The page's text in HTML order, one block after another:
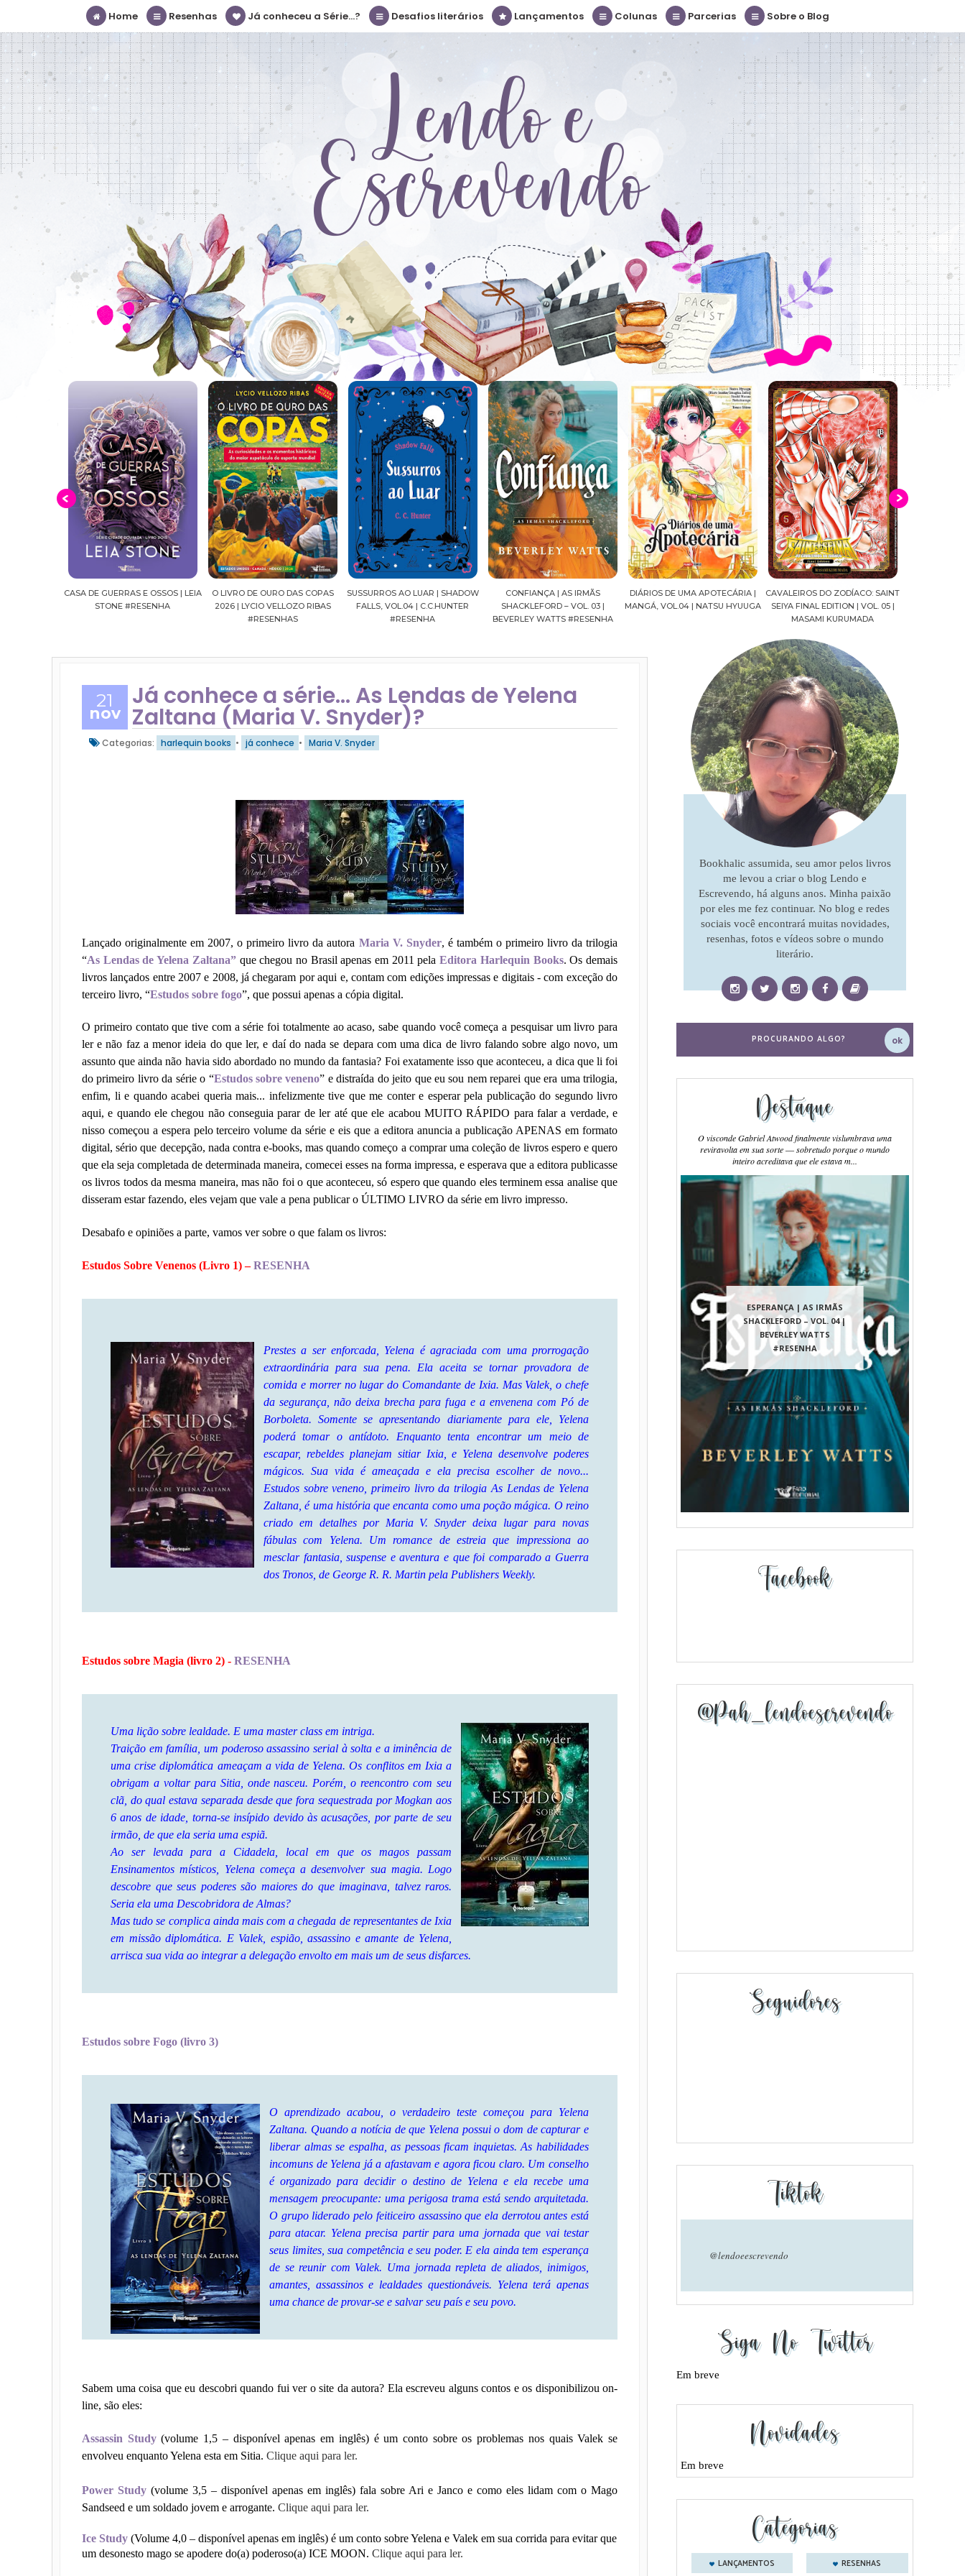
Home Resenhas Já conheceu a Série...? Desafios literários Lançamentos Colunas Parcerias Sobre o Blog
O LIVRO DE OURO DAS COPAS
2026 | LYCIO VELLOZO RIBAS
SUSSURROS AO LUAR | SHADOW
FALLS, VOL.04 | C.C.HUNTER
#RESENHA
CONFIANÇA | AS IRMÃS
SHACKLEFORD – VOL. 03 |
BEVERLEY WATTS #RESENHA
DIÁRIOS DE UMA APOTECÁRIA |
MANGÁ, VOL.04 | NATSU HYUUGA
CAVALEIROS DO ZODÍACO: SAINT
SEIYA FINAL EDITION | VOL. 05 |
CROWN OF WAR AND SHADOW |
J.R.WARD #RESENHA
21
nov
Já conhece a série... As Lendas de Yelena
Zaltana (Maria V. Snyder)?
Categorias: harlequin books • já conhece • Maria V. Snyder
Lançado originalmente em 2007, o primeiro livro da autora Maria V. Snyder, é também o primeiro livro da trilogia
“As Lendas de Yelena Zaltana”que chegou no Brasil apenas em 2011 pelaEditora Harlequin Books. Os demais
livros lançados entre 2007 e 2008, já chegaram por aqui e, contam com edições impressas e digitais - com exceção do
terceiro livro, “Estudos sobre fogo”, que possui apenas a cópia digital.
O primeiro contato que tive com a série foi totalmente ao acaso, sabe quando você começa a pesquisar um livro para
ler e não faz a menor ideia do que ler, e daí do nada se depara com uma dica de livro falando sobre algo novo, um
assunto que ainda não havia sido abordado no mundo da fantasia? Foi exatamente isso que aconteceu, a dica que li foi
do primeiro livro da série o “Estudos sobre veneno” e distraída do jeito que eu sou nem reparei que era uma trilogia,
enfim, li e quando acabei queria mais... infelizmente tive que me conter e esperar pela publicação do segundo livro
aqui, e quando ele chegou não conseguia parar de ler até que ele acabou MUITO RÁPIDO para falar a verdade, e
nisso começou a espera pelo terceiro volume da série e eis que a editora anuncia a publicação APENAS em formato
digital, sério que decepção, nada contra e-books, mas quando começo a comprar uma coleção de livros espero e quero
que ela seja completada de determinada maneira, comecei esses na forma impressa, e esperava que a editora publicasse
os livros todos da mesma maneira, mas não foi o que aconteceu, só espero que quando eles terminem essa analise que
disseram estar fazendo, eles vejam que vale a pena publicar o ÚLTIMO LIVRO da série em livro impresso.
Desabafo e opiniões a parte, vamos ver sobre o que falam os livros:
Estudos Sobre Venenos (Livro 1) – RESENHA
Prestes a ser enforcada, Yelena é agraciada com uma prorrogação
extraordinária para sua pena. Ela aceita se tornar provadora de
comida e morrer no lugar do Comandante de Ixia. Mas Valek, o chefe
da segurança, não deixa brecha para fuga e a envenena com Pó de
Borboleta. Somente se apresentando diariamente para ele, Yelena
poderá tomar o antídoto. Enquanto tenta encontrar um meio de
escapar, rebeldes planejam sitiar Ixia, e Yelena desenvolve poderes
mágicos. Sua vida é ameaçada e ela precisa escolher de novo...
Estudos sobre veneno, primeiro livro da trilogia As Lendas de Yelena
Zaltana, é uma história que encanta como uma poção mágica. O reino
criado em detalhes por Maria V. Snyder deixa lugar para novas
fábulas com Yelena. Um romance de estreia que impressiona ao
mesclar fantasia, suspense e aventura e que foi comparado a Guerra
dos Tronos, de George R. R. Martin pela Publishers Weekly.
Estudos sobre Magia (livro 2) - RESENHA
Uma lição sobre lealdade. E uma master class em intriga.
Traição em família, um poderoso assassino serial à solta e a iminência de
uma crise diplomática ameaçam a vida de Yelena. Os conflitos em Ixia a
obrigam a voltar para Sitia, onde nasceu. Porém, o reencontro com seu
clã, do qual estava separada desde que fora sequestrada por Mogkan aos
6 anos de idade, torna-se insípido devido às acusações, por parte de seu
irmão, de que ela seria uma espiã.
Ao ser levada para a Cidadela, local em que os magos passam
Ensinamentos místicos, Yelena começa a desenvolver sua magia. Logo
descobre que seus poderes são maiores do que imaginava, talvez raros.
Seria ela uma Descobridora de Almas?
Mas tudo se complica ainda mais com a chegada de representantes de Ixia
em missão diplomática. E Valek, espião, assassino e amante de Yelena,
arrisca sua vida ao integrar a delegação envolto em mais um de seus disfarces.
Estudos sobre Fogo (livro 3)
O aprendizado acabou, o verdadeiro teste começou para Yelena
Zaltana. Quando a notícia de que Yelena possui o dom de capturar e
liberar almas se espalha, as pessoas ficam inquietas. As habilidades
incomuns de Yelena já a afastavam e agora ficou claro. Um conselho
é organizado para decidir o destino de Yelena e ela recebe uma
mensagem preocupante: uma perigosa trama está sendo arquitetada.
O grupo liderado pelo feiticeiro assassino que ela derrotou antes está
para atacar. Yelena precisa partir para uma jornada que vai testar
seus limites, sua competência e seu poder. E ela ainda tem esperança
de se reunir com Valek. Uma jornada repleta de aliados, inimigos,
amantes, assassinos e lealdades questionáveis. Yelena terá apenas
uma chance de provar-se e salvar seu país e seu povo.
Sabem uma coisa que eu descobri quando fui ver o site da autora? Ela escreveu alguns contos e os disponibilizou on-
line, são eles:
Assassin Study(volume 1,5 – disponível apenas em inglês) é um conto sobre os problemas nos quais Valek se
envolveu enquanto Yelena esta em Sitia. Clique aqui para ler.
Power Study (volume 3,5 – disponível apenas em inglês) fala sobre Ari e Janco e como eles lidam com o Mago
Sandseed e um soldado jovem e arrogante. Clique aqui para ler.
Ice Study (Volume 4,0 – disponível apenas em inglês) é um conto sobre Yelena e Valek em sua corrida para evitar que
um desonesto mago se apodere do(a) poderoso(a) ICE MOON. Clique aqui para ler.
Bookhalic assumida, seu amor pelos livros
me levou a criar o blog Lendo e
Escrevendo, há alguns anos. Minha paixão
por eles me fez continuar. No blog e redes
sociais você encontrará muitas novidades,
resenhas, fotos e vídeos sobre o mundo
literário.
Destaque
ESPERANÇA | AS IRMÃS
SHACKLEFORD – VOL. 04 |
BEVERLEY WATTS
#RESENHA
O visconde Gabriel Atwood finalmente vislumbrava uma
reviravolta em sua sorte ― sobretudo porque o mundo
inteiro acreditava que ele estava m...
Facebook
@pah_lendoescrevendo
Seguidores
Tiktok
@lendoeescrevendo
Siga No Twitter
Em breve
Novidades
Em breve
Categorias
LANÇAMENTOS RESENHAS